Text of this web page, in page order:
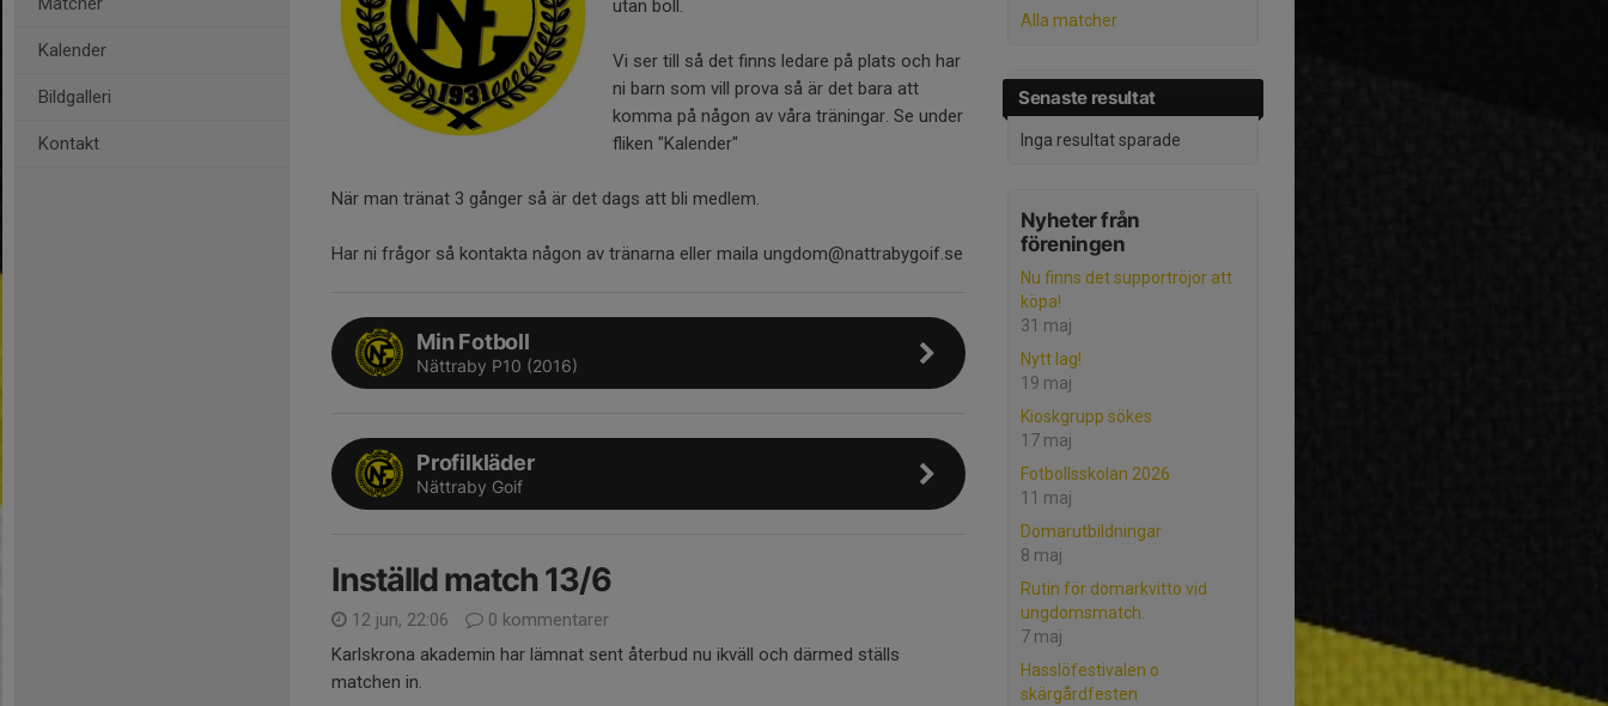
Kalender
Bildgalleri
Kontakt
Alla matcher
Senaste resultat
Inga resultat sparade
Nyheter från
föreningen
Nu finns det supportröjor att
köpa!
31 maj
Nytt lag!
19 maj
Kioskgrupp sökes
17 maj
Fotbollsskolan 2026
11 maj
Domarutbildningar
8 maj
Rutin för domarkvitto vid
ungdomsmatch.
7 maj
Hasslöfestivalen o
skärgårdfesten
utan boll.
Vi ser till så det finns ledare på plats och har
ni barn som vill prova så är det bara att
komma på någon av våra träningar. Se under
fliken "Kalender"
När man tränat 3 gånger så är det dags att bli medlem.
Har ni frågor så kontakta någon av tränarna eller maila ungdom@nattrabygoif.se
Min Fotboll
Nättraby P10 (2016)
Profilkläder
Nättraby Goif
Inställd match 13/6
12 jun, 22:06
0 kommentarer
Karlskrona akademin har lämnat sent återbud nu ikväll och därmed ställs
matchen in.